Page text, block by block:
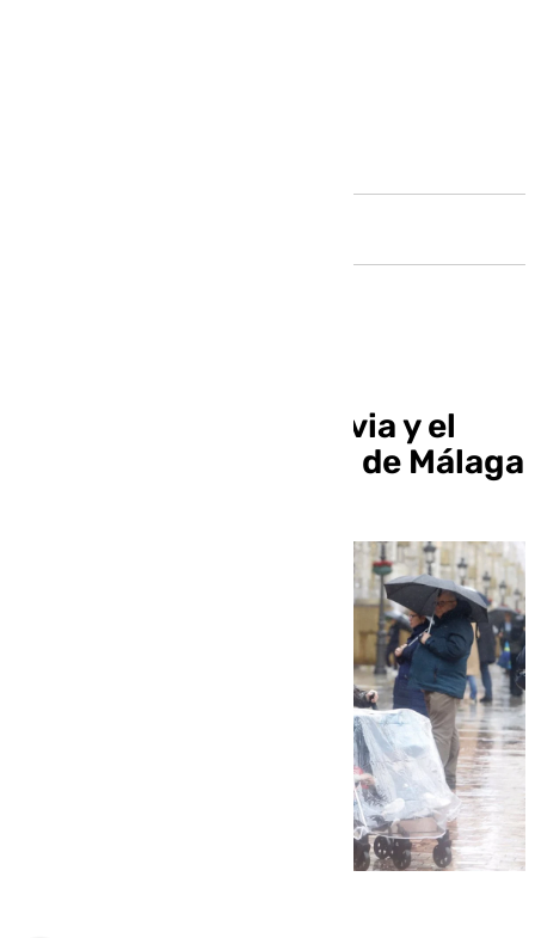
Los Reyes traen la lluvia y el
arcoíris a la provincia de Málaga